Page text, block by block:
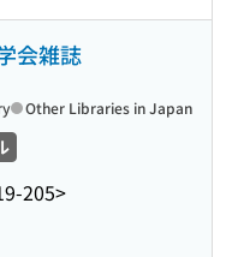
会雑誌
205>
Other Libraries in Japan